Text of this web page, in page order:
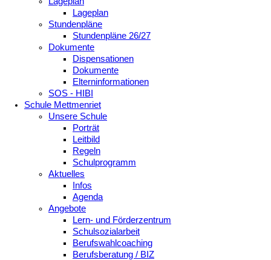
Lageplan
Stundenpläne
Stundenpläne 26/27
Dokumente
Dispensationen
Dokumente
Elterninformationen
SOS - HIBI
Schule Mettmenriet
Unsere Schule
Porträt
Leitbild
Regeln
Schulprogramm
Aktuelles
Infos
Agenda
Angebote
Lern- und Förderzentrum
Schulsozialarbeit
Berufswahlcoaching
Berufsberatung / BIZ